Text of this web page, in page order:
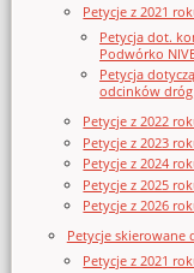
Petycje z 2021
Petycja dot.
Podwórko
Petycja
odcinków
Petycje z 2022
Petycje z 2023
Petycje z 2024
Petycje z 2025
Petycje z 2026
Petycje skierowane
Petycje z 2021